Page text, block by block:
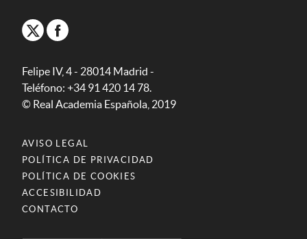
Felipe IV, 4 - 28014 Madrid -
Teléfono: +34 91 420 14 78.
© Real Academia Española, 2019
AVISO LEGAL
POLÍTICA DE PRIVACIDAD
POLÍTICA DE COOKIES
ACCESIBILIDAD
CONTACTO